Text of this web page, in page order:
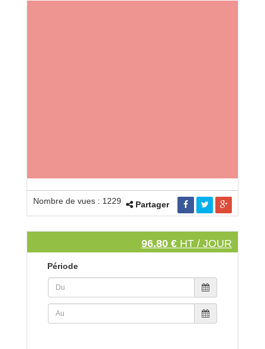
Nombre de vues : 1229 Partager
96.80 € HT / JOUR
Période